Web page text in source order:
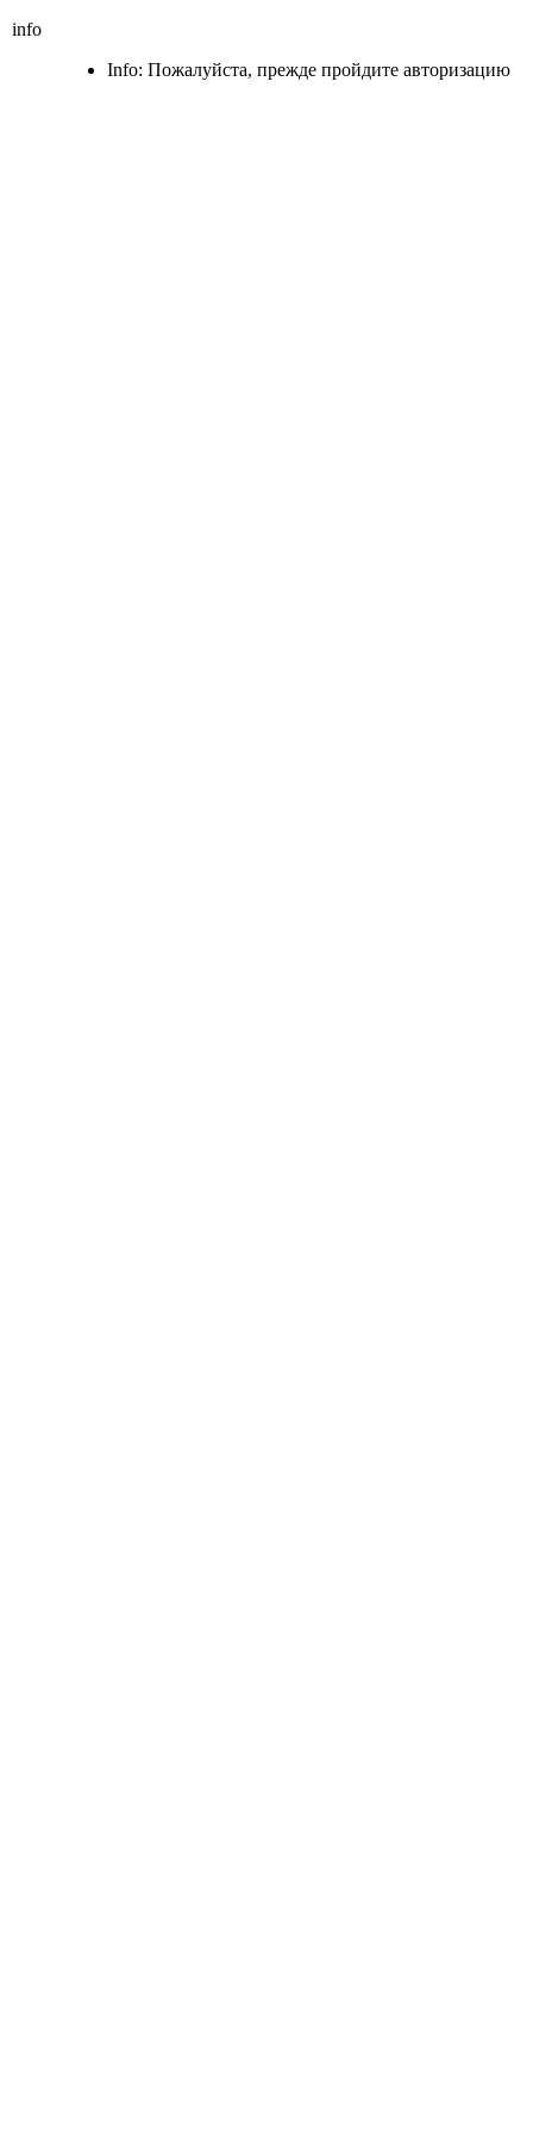
info
Info: Пожалуйста, прежде пройдите авторизацию